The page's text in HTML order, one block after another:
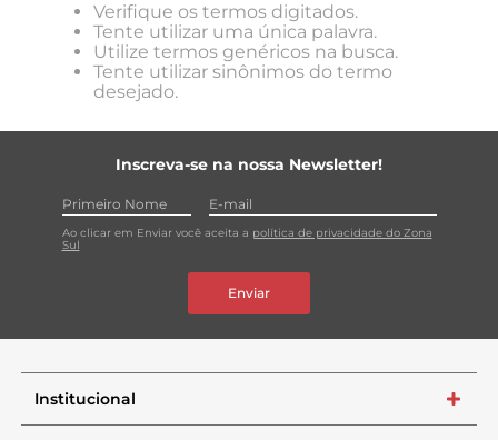
Verifique os termos digitados.
Tente utilizar uma única palavra.
Utilize termos genéricos na busca.
Tente utilizar sinônimos do termo
desejado.
Inscreva-se na nossa Newsletter!
Ao clicar em Enviar você aceita a política de privacidade do Zona
Sul
Enviar
Institucional +